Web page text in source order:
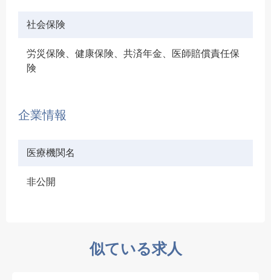
社会保険
労災保険、健康保険、共済年金、医師賠償責任保
険
企業情報
医療機関名
非公開
似ている求人